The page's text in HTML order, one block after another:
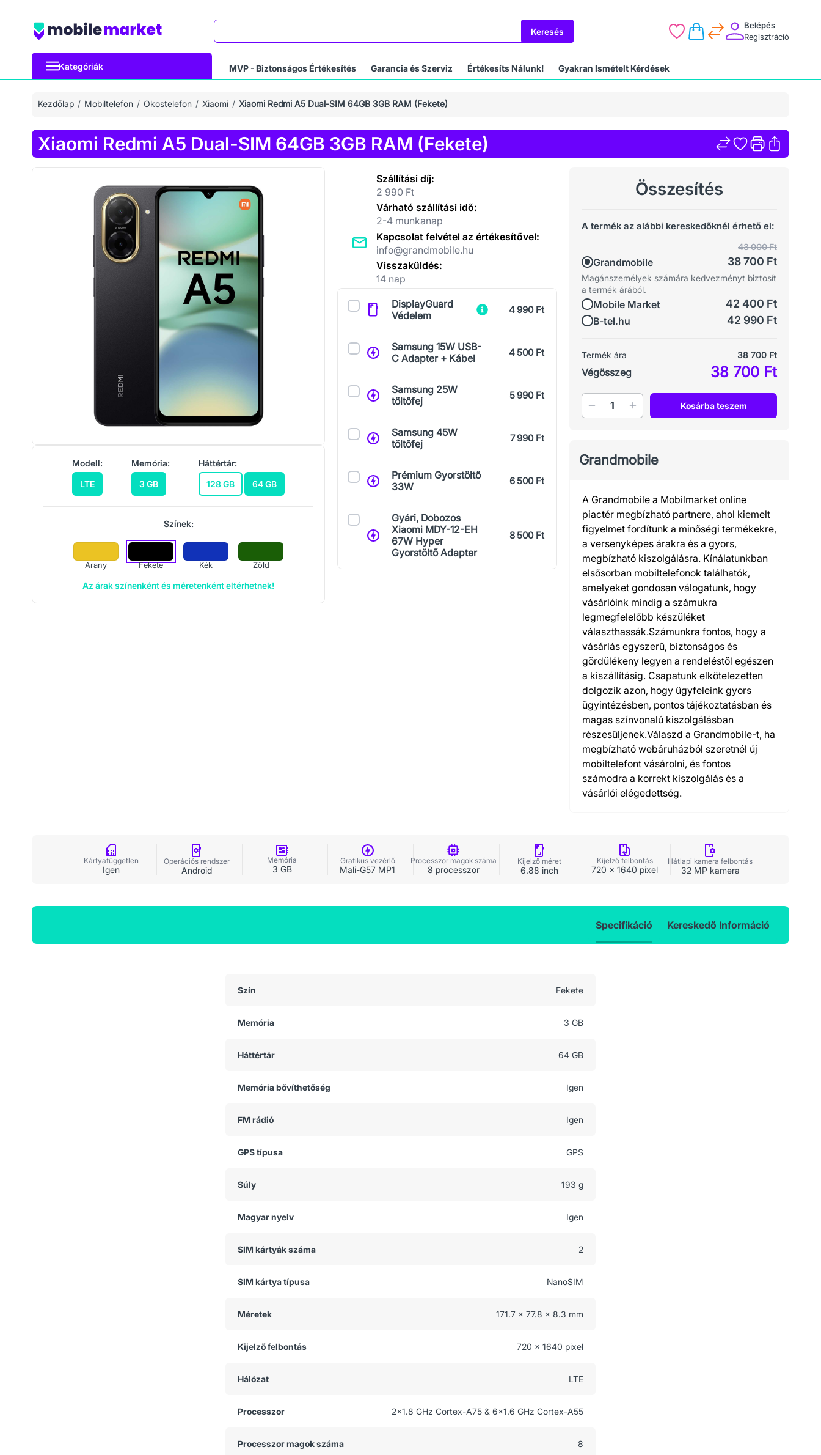
Keresés
Belépés
Regisztráció
Kategóriák MVP - Biztonságos Értékesítés Garancia és Szerviz Értékesíts Nálunk! Gyakran Ismételt Kérdések
Kezdőlap Mobiltelefon Okostelefon Xiaomi Xiaomi Redmi A5 Dual-SIM 64GB 3GB RAM (Fekete)
Xiaomi Redmi A5 Dual-SIM 64GB 3GB RAM (Fekete)
Modell:
LTE
Memória:
3 GB
Háttértár:
128 GB
64 GB
Színek:
Arany Fekete Kék Zöld
Az árak színenként és méretenként eltérhetnek!
Szállítási díj:
2 990 Ft
Várható szállítási idő:
2-4 munkanap
Kapcsolat felvétel az értékesítővel:
info@grandmobile.hu
Visszaküldés:
14 nap
Kiegészítők
DisplayGuard
Védelem
4 990 Ft
Samsung 15W USB-
C Adapter + Kábel
4 500 Ft
Samsung 25W
töltőfej
5 990 Ft
Samsung 45W
töltőfej
7 990 Ft
Prémium Gyorstöltő
33W
6 500 Ft
Gyári, Dobozos
Xiaomi MDY-12-EH
67W Hyper
Gyorstöltő Adapter
8 500 Ft
Összesítés
A termék az alábbi kereskedőknél érhető el:
Grandmobile
43 000 Ft
38 700 Ft
Magánszemélyek számára kedvezményt biztosít
a termék árából.
Mobile Market 42 400 Ft
B-tel.hu 42 990 Ft
Termék ára 38 700 Ft
Végösszeg 38 700 Ft
Mennyiség Kosárba teszem
Grandmobile
A Grandmobile a Mobilmarket online
piactér megbízható partnere, ahol kiemelt
figyelmet fordítunk a minőségi termékekre,
a versenyképes árakra és a gyors,
megbízható kiszolgálásra. Kínálatunkban
elsősorban mobiltelefonok találhatók,
amelyeket gondosan válogatunk, hogy
vásárlóink mindig a számukra
legmegfelelőbb készüléket
választhassák.Számunkra fontos, hogy a
vásárlás egyszerű, biztonságos és
gördülékeny legyen a rendeléstől egészen
a kiszállításig. Csapatunk elkötelezetten
dolgozik azon, hogy ügyfeleink gyors
ügyintézésben, pontos tájékoztatásban és
magas színvonalú kiszolgálásban
részesüljenek.Válaszd a Grandmobile-t, ha
megbízható webáruházból szeretnél új
mobiltelefont vásárolni, és fontos
számodra a korrekt kiszolgálás és a
vásárlói elégedettség.
Kártyafüggetlen
Igen
Operációs rendszer
Android
Memória
3 GB
Grafikus vezérlő
Mali-G57 MP1
Processzor magok száma
8 processzor
Kijelző méret
6.88 inch
Kijelző felbontás
720 x 1640 pixel
Hátlapi kamera felbontás
32 MP kamera
Specifikáció Kereskedő Információ
Szín Fekete
Memória 3 GB
Háttértár 64 GB
Memória bővíthetőség Igen
FM rádió Igen
GPS típusa GPS
Súly 193 g
Magyar nyelv Igen
SIM kártyák száma 2
SIM kártya típusa NanoSIM
Méretek 171.7 x 77.8 x 8.3 mm
Kijelző felbontás 720 x 1640 pixel
Hálózat LTE
Processzor 2x1.8 GHz Cortex-A75 & 6x1.6 GHz Cortex-A55
Processzor magok száma 8